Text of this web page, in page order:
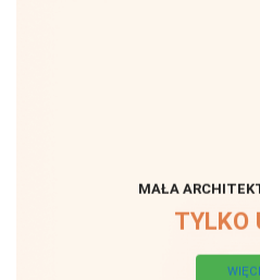
MAŁA
TYLKO